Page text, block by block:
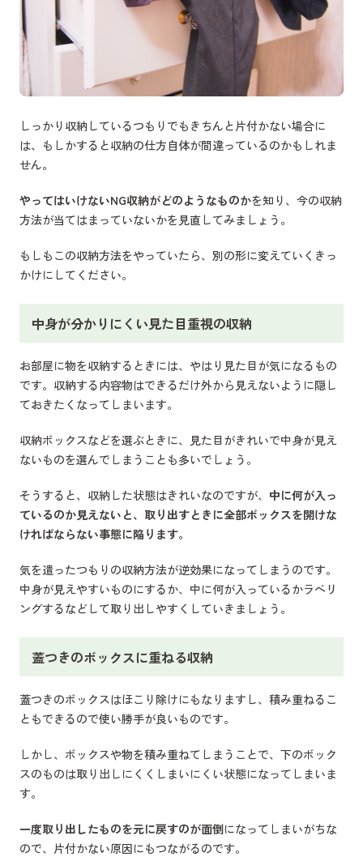
しっかり収納しているつもりでもきちんと片付かない場合に
は、もしかすると収納の仕方自体が間違っているのかもしれま
せん。
やってはいけないNG収納がどのようなものかを知り、今の収納
方法が当てはまっていないかを見直してみましょう。
もしもこの収納方法をやっていたら、別の形に変えていくきっ
かけにしてください。
中身が分かりにくい見た目重視の収納
お部屋に物を収納するときには、やはり見た目が気になるもの
です。収納する内容物はできるだけ外から見えないように隠し
ておきたくなってしまいます。
収納ボックスなどを選ぶときに、見た目がきれいで中身が見え
ないものを選んでしまうことも多いでしょう。
そうすると、収納した状態はきれいなのですが、 中に何が入っ
ているのか見えないと、取り出すときに全部ボックスを開けな
ければならない事態に陥ります。
気を遣ったつもりの収納方法が逆効果になってしまうのです。
中身が見えやすいものにするか、中に何が入っているかラベリ
ングするなどして取り出しやすくしていきましょう。
蓋つきのボックスに重ねる収納
蓋つきのボックスはほこり除けにもなりますし、積み重ねるこ
ともできるので使い勝手が良いものです。
しかし、ボックスや物を積み重ねてしまうことで、下のボック
スのものは取り出しにくくしまいにくい状態になってしまいま
す。
一度取り出したものを元に戻すのが面倒になってしまいがちな
ので、片付かない原因にもつながるのです。